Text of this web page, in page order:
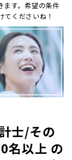
ます。希望の条件
くださいね！
士/その
名以上 の